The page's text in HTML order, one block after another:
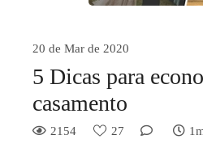
20 de Mar de 2020
5 Dicas para
casamento
2154 27